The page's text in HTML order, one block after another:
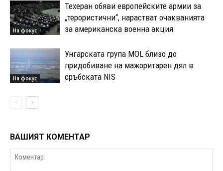
На фокус
Техеран обяви европейските армии за
„терористични“, нарастват очакванията
за американска военна акция
На фокус
Унгарската група MOL близо до
придобиване на мажоритарен дял в
сръбската NIS
ВАШИЯТ КОМЕНТАР